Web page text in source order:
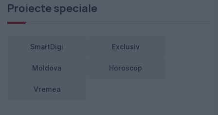
Proiecte speciale
SmartDigi Exclusiv
Moldova Horoscop
Vremea